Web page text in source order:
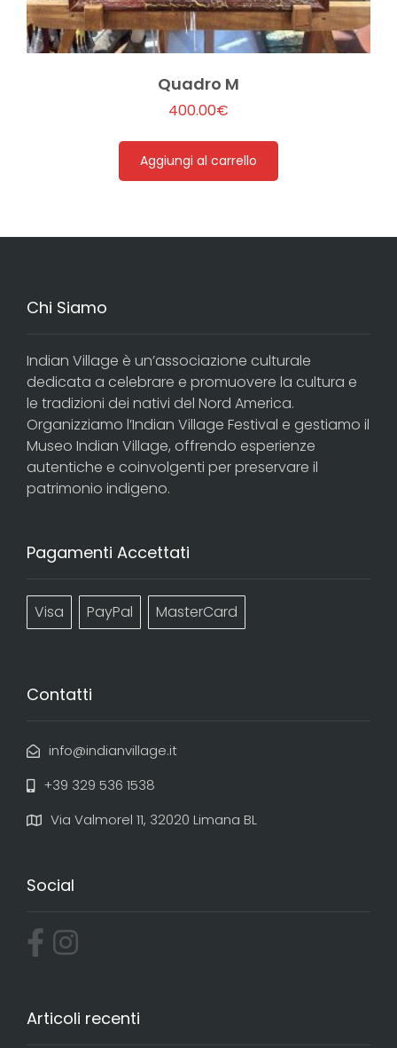
Quadro M
400.00€
Aggiungi al carrello
Chi Siamo
Indian Village è un’associazione culturale
dedicata a celebrare e promuovere la cultura e
le tradizioni dei nativi del Nord America.
Organizziamo l’Indian Village Festival e gestiamo il
Museo Indian Village, offrendo esperienze
autentiche e coinvolgenti per preservare il
patrimonio indigeno.
Pagamenti Accettati
Visa PayPal MasterCard
Contatti
info@indianvillage.it
+39 329 536 1538
Via Valmorel 11, 32020 Limana BL
Social
Articoli recenti